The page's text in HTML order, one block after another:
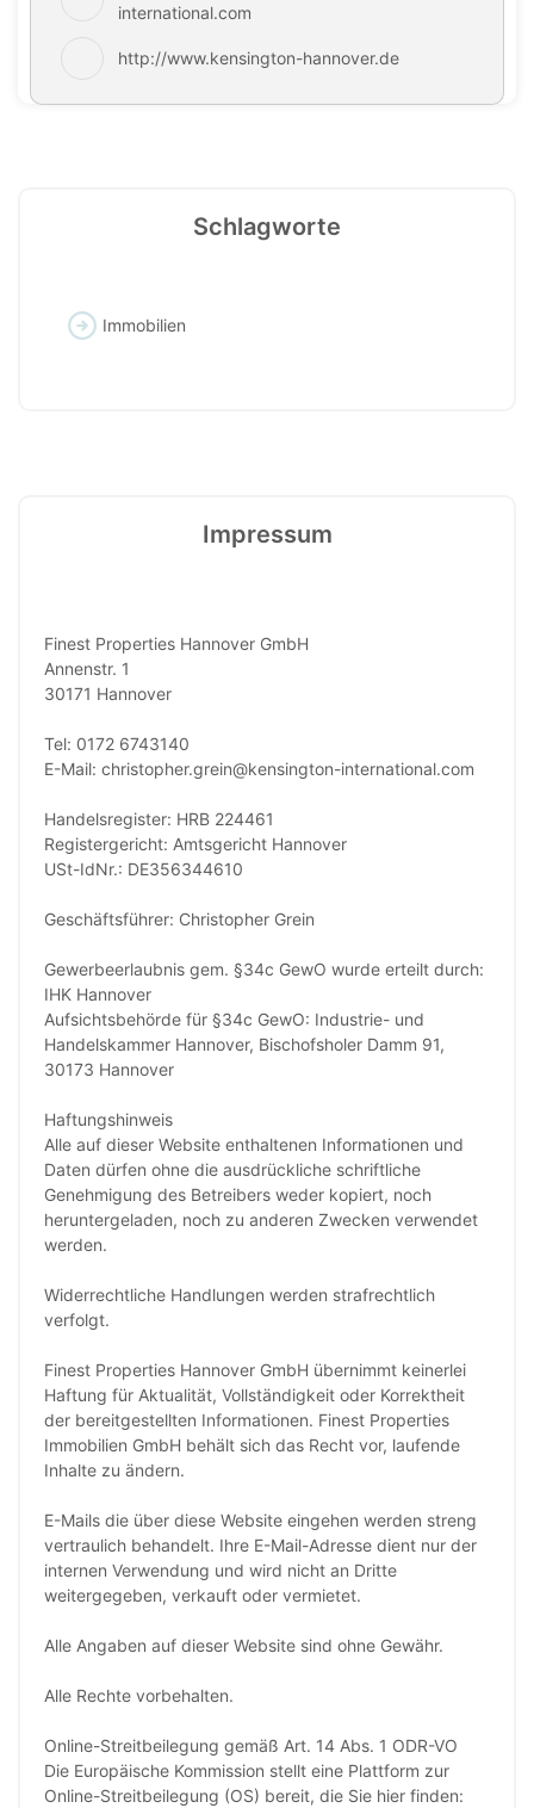
international.com
http://www.kensington-hannover.de
Schlagworte
Immobilien
Impressum
Finest Properties Hannover GmbH
Annenstr. 1
30171 Hannover
Tel: 0172 6743140
E-Mail: christopher.grein@kensington-international.com
Handelsregister: HRB 224461
Registergericht: Amtsgericht Hannover
USt-IdNr.: DE356344610
Geschäftsführer: Christopher Grein
Gewerbeerlaubnis gem. §34c GewO wurde erteilt durch:
IHK Hannover
Aufsichtsbehörde für §34c GewO: Industrie- und
Handelskammer Hannover, Bischofsholer Damm 91,
30173 Hannover
Haftungshinweis
Alle auf dieser Website enthaltenen Informationen und
Daten dürfen ohne die ausdrückliche schriftliche
Genehmigung des Betreibers weder kopiert, noch
heruntergeladen, noch zu anderen Zwecken verwendet
werden.
Widerrechtliche Handlungen werden strafrechtlich
verfolgt.
Finest Properties Hannover GmbH übernimmt keinerlei
Haftung für Aktualität, Vollständigkeit oder Korrektheit
der bereitgestellten Informationen. Finest Properties
Immobilien GmbH behält sich das Recht vor, laufende
Inhalte zu ändern.
E-Mails die über diese Website eingehen werden streng
vertraulich behandelt. Ihre E-Mail-Adresse dient nur der
internen Verwendung und wird nicht an Dritte
weitergegeben, verkauft oder vermietet.
Alle Angaben auf dieser Website sind ohne Gewähr.
Alle Rechte vorbehalten.
Online-Streitbeilegung gemäß Art. 14 Abs. 1 ODR-VO
Die Europäische Kommission stellt eine Plattform zur
Online-Streitbeilegung (OS) bereit, die Sie hier finden: